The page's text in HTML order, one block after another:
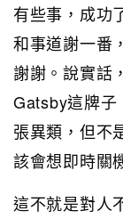
有些事，成功
和事道謝一番
謝謝。說實話
Gatsby這牌子
張異類，但不
該會想即時關
這不就是對人